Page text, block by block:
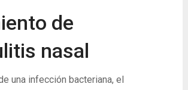
de
nasal
una infección bacteriana, el